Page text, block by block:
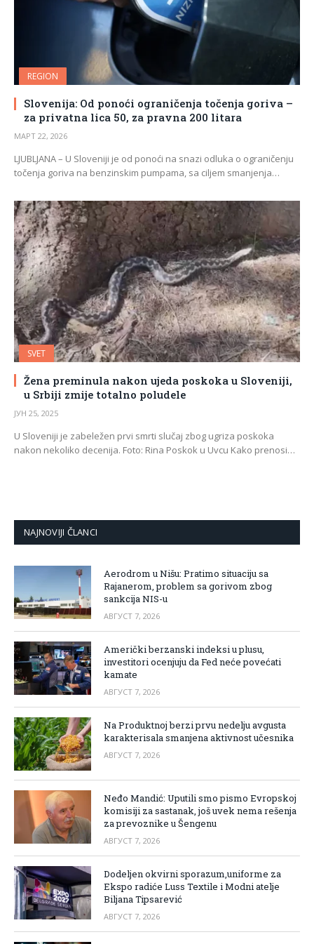
REGION
Slovenija: Od ponoći ograničenja točenja goriva –
za privatna lica 50, za pravna 200 litara
МАРТ 22, 2026
LJUBLJANA – U Sloveniji je od ponoći na snazi odluka o ograničenju
točenja goriva na benzinskim pumpama, sa ciljem smanjenja…
SVET
Žena preminula nakon ujeda poskoka u Sloveniji,
u Srbiji zmije totalno poludele
ЈУН 25, 2025
U Sloveniji je zabeležen prvi smrti slučaj zbog ugriza poskoka
nakon nekoliko decenija. Foto: Rina Poskok u Uvcu Kako prenosi…
NAJNOVIJI ČLANCI
Aerodrom u Nišu: Pratimo situaciju sa
Rajanerom, problem sa gorivom zbog
sankcija NIS-u
АВГУСТ 7, 2026
Američki berzanski indeksi u plusu,
investitori ocenjuju da Fed neće povećati
kamate
АВГУСТ 7, 2026
Na Produktnoj berzi prvu nedelju avgusta
karakterisala smanjena aktivnost učesnika
АВГУСТ 7, 2026
Neđo Mandić: Uputili smo pismo Evropskoj
komisiji za sastanak, još uvek nema rešenja
za prevoznike u Šengenu
АВГУСТ 7, 2026
Dodeljen okvirni sporazum,uniforme za
Ekspo radiće Luss Textile i Modni atelje
Biljana Tipsarević
АВГУСТ 7, 2026